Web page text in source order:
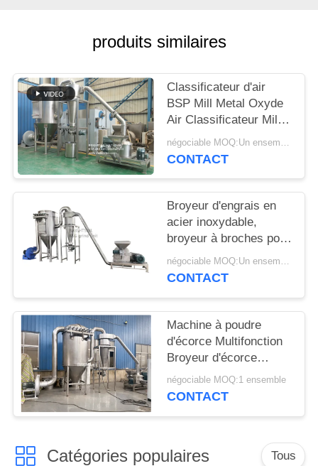
PLAN
DU
SITE
PRIVACY
POLICY
produits similaires
Classificateur d'air
BSP Mill Metal Oxyde
Air Classificateur Mill
Mill Metal Oxyde ACM
GGRINder de
négociable MOQ:Un ensemble
CONTACT
Broyeur d'engrais en
acier inoxydable,
broyeur à broches pour
urée, avec CE
négociable MOQ:Un ensemble
CONTACT
Machine à poudre
d'écorce Multifonction
Broyeur d'écorce
d'Albizia
négociable MOQ:1 ensemble
CONTACT
Catégories populaires Tous